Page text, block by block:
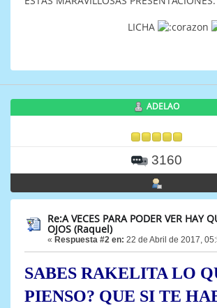
LICHA
ADELAO
3160
Re:A VECES PARA PODER VER HAY
OJOS (Raquel)
« Respuesta #2 en: 22 de Abril de 2017,
SABES RAKELITA LO
PIENSO? QUE SI TE